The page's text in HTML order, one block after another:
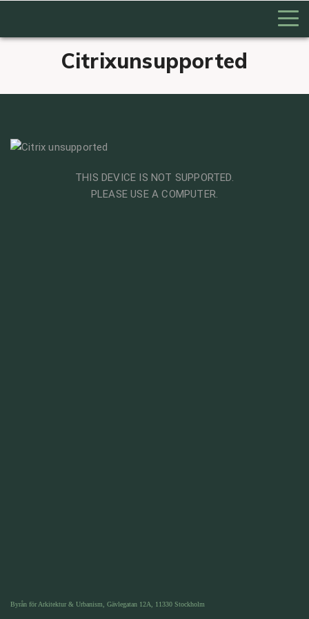
Citrixunsupported
THIS DEVICE IS NOT SUPPORTED.
PLEASE USE A COMPUTER.
Byrån för Arkitektur & Urbanism, Gävlegatan 12A, 11330 Stockholm